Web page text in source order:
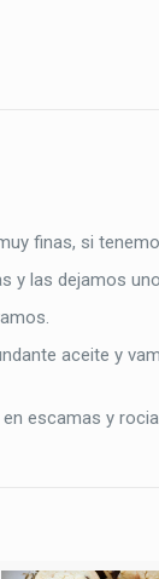
finas, si
y las dejamos
aceite y
escamas y